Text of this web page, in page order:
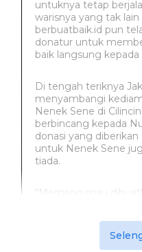
untuknya tetap
warisnya yang tak
berbuatbaik.id pun
donatur untuk
baik langsung kepada
Di tengah teriknya
menyambangi
Nenek Sene di
berbincang kepada
donasi yang
untuk Nenek Sene
tiada.
"Memang mau
kepada tim di